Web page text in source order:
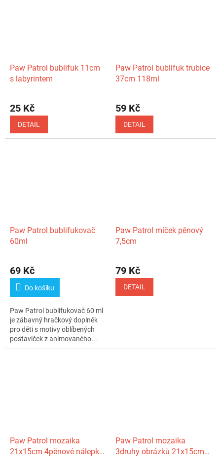
Paw Patrol bublifuk 11cm
s labyrintem
25 Kč
DETAIL
Paw Patrol bublifuk trubice
37cm 118ml
59 Kč
DETAIL
Paw Patrol bublifukovač
60ml
69 Kč
Do košíku
Paw Patrol bublifukovač 60 ml
je zábavný hračkový doplněk
pro děti s motivy oblíbených
postaviček z animovaného...
Paw Patrol míček pěnový
7,5cm
79 Kč
DETAIL
Paw Patrol mozaika
21x15cm 4pěnové nálepky
Paw Patrol mozaika
3druhy obrázků 21x15cm s